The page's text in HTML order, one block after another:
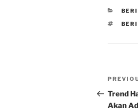
Post
Post
Trend
Akan